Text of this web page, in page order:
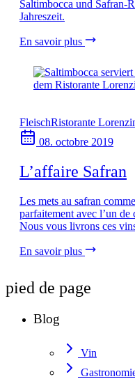
Saltimbocca und Safran-
Jahreszeit.
En savoir plus
FleischRistorante
08. octobre 2019
L’affaire Safran
Les mets au safran
parfaitement avec l’un
Nous vous livrons ces
En savoir plus
pied de page
Blog
Vin